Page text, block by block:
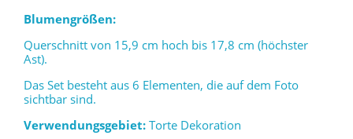
Blumengrößen:
Querschnitt von 15,9 cm hoch bis 17,8 cm (höchster
Ast).
Das Set besteht aus 6 Elementen, die auf dem Foto
sichtbar sind.
Verwendungsgebiet: Torte Dekoration